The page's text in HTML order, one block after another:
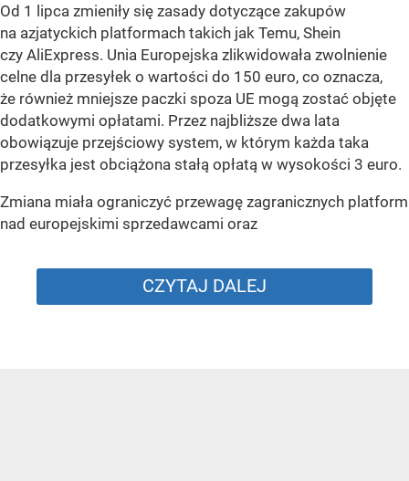
Od 1 lipca zmieniły się zasady dotyczące zakupów
na azjatyckich platformach takich jak Temu, Shein
czy AliExpress. Unia Europejska zlikwidowała zwolnienie
celne dla przesyłek o wartości do 150 euro, co oznacza,
że również mniejsze paczki spoza UE mogą zostać objęte
dodatkowymi opłatami. Przez najbliższe dwa lata
obowiązuje przejściowy system, w którym każda taka
przesyłka jest obciążona stałą opłatą w wysokości 3 euro.
Zmiana miała ograniczyć przewagę zagranicznych platform
nad europejskimi sprzedawcami oraz
CZYTAJ DALEJ